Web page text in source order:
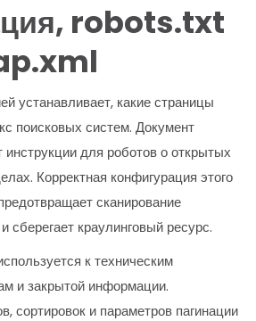
robots.txt
устанавливает, какие страницы
поисковых систем. Документ
для роботов о открытых
Корректная конфигурация этого
сканирование
сберегает краулинговый ресурс.
к техническим
и закрытой информации.
сортировок и параметров пагинации